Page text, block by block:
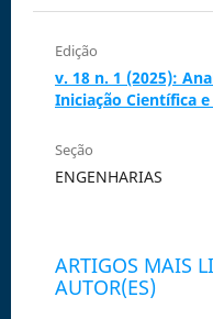
Edição
v. 18 n. 1 (2025):
Iniciação Científica
Seção
ENGENHARIAS
ARTIGOS MAIS
AUTOR(ES)